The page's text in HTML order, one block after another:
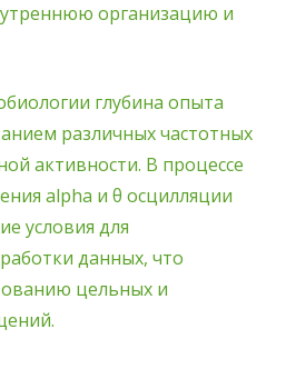
организацию и
глубина опыта
различных частотных
активности. В процессе
alpha и θ осцилляции
условия для
данных, что
цельных и